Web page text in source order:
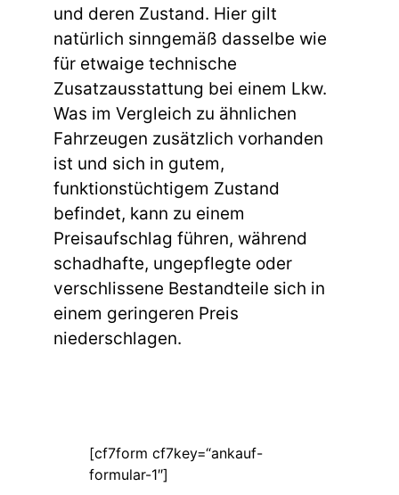
und deren Zustand. Hier gilt
natürlich sinngemäß dasselbe wie
für etwaige technische
Zusatzausstattung bei einem Lkw.
Was im Vergleich zu ähnlichen
Fahrzeugen zusätzlich vorhanden
ist und sich in gutem,
funktionstüchtigem Zustand
befindet, kann zu einem
Preisaufschlag führen, während
schadhafte, ungepflegte oder
verschlissene Bestandteile sich in
einem geringeren Preis
niederschlagen.
[cf7form cf7key=“ankauf-
formular-1″]